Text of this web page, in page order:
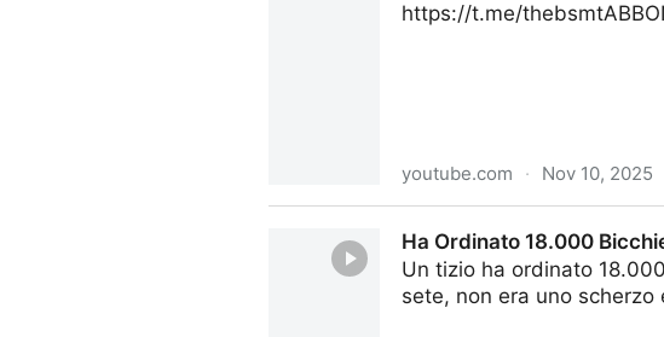
https://t.me/
youtube.com · Nov 10, 2025
Ha Ordinato 18.000
Un tizio ha ordinato
sete, non era uno